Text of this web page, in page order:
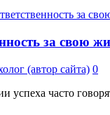
за свою
(автор сайта) 0
успеха часто